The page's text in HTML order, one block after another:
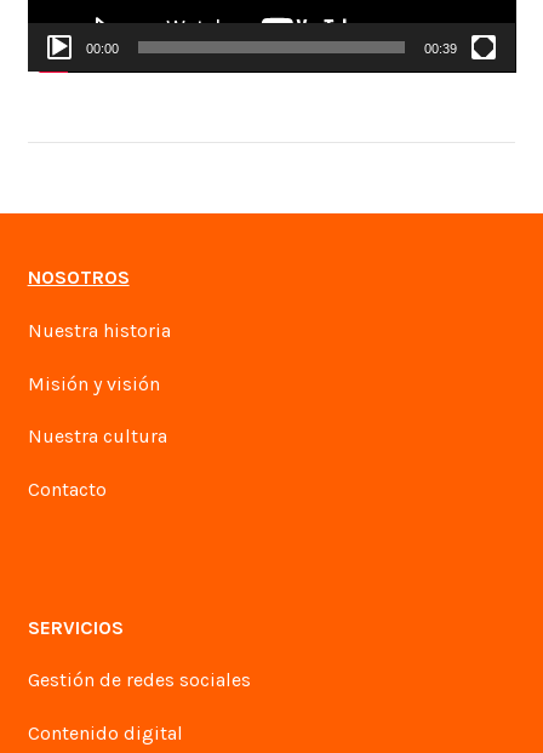
00:00 00:39
NOSOTROS
Nuestra historia
Misión y visión
Nuestra cultura
Contacto
SERVICIOS
Gestión de redes sociales
Contenido digital